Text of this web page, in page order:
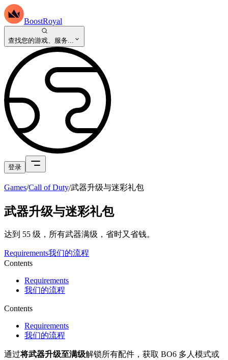
BoostRoyal
查找您的游戏、服务...
登录
Games/Call of Duty/武器升级与迷彩礼包
武器升级与迷彩礼包
达到 55 级，所有武器满级，省时又省钱。
Requirements我们的流程
Contents
Requirements
我们的流程
Contents
Requirements
我们的流程
通过将武器升级至满级解锁所有配件，获取 BO6 多人模式或